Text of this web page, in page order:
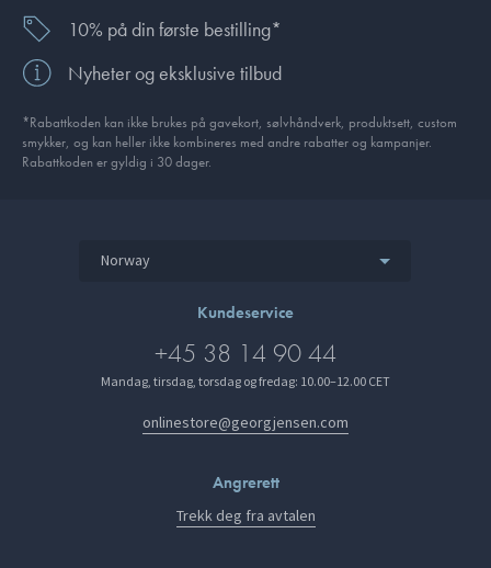
10% på din første bestilling*
Nyheter og eksklusive tilbud
*Rabattkoden kan ikke brukes på gavekort, sølvhåndverk, produkt­sett, custom
smykker, og kan heller ikke kombineres med andre rabatter og kampanjer.
Rabattkoden er gyldig i 30 dager.
Norway
Kundeservice
+45 38 14 90 44
Mandag, tirsdag, torsdag og fredag: 10.00–12.00 CET
onlinestore@georgjensen.com
Angrerett
Trekk deg fra avtalen